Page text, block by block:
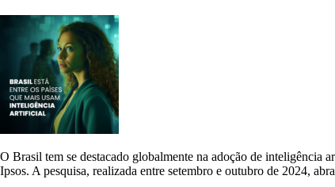
O Brasil tem se destacado globalmente na adoção de
Ipsos. A pesquisa, realizada entre setembro e outubro de 2024,